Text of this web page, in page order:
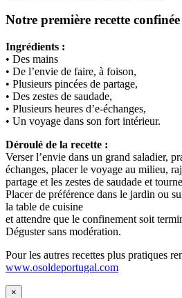
Notre première recette confinée
Ingrédients :
• Des mains
• De l’envie de faire, à foison,
• Plusieurs pincées de partage,
• Des zestes de saudade,
• Plusieurs heures d’e-échanges,
• Un voyage dans son fort intérieur.
Déroulé de la recette :
Verser l’envie dans un grand saladier,
échanges, placer le voyage au milieu,
partage et les zestes de saudade et
Placer de préférence dans le jardin ou
la table de cuisine
et attendre que le confinement soit
Déguster sans modération.
Pour les autres recettes plus pratiques
www.osoldeportugal.com
×